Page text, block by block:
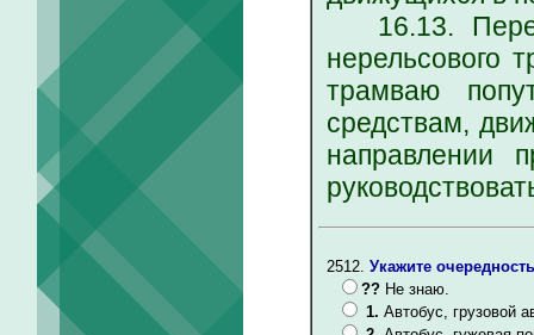
16.13. Перед
нерельсового
трамваю
средствам,
направлении
2512. Укажите
?? Не знаю.
1. Автобус, грузовой